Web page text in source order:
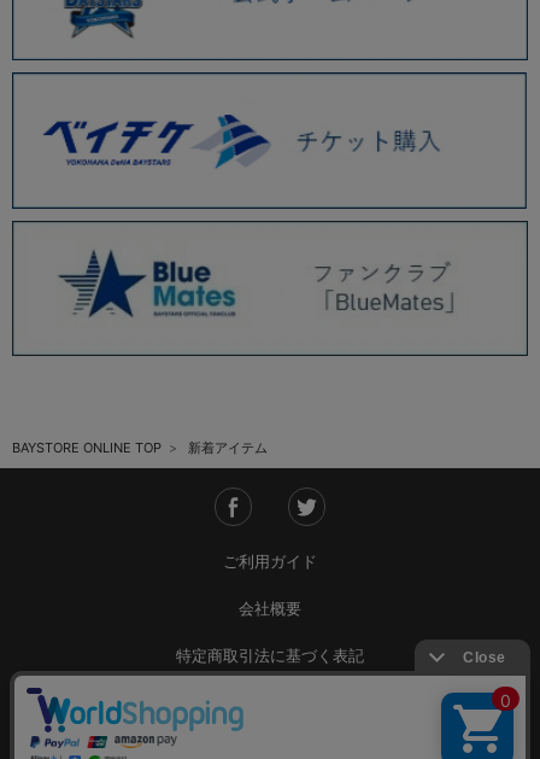
BAYSTORE ONLINE TOP 新着アイテム
ご利用ガイド
会社概要
特定商取引法に基づく表記
ご利用規約